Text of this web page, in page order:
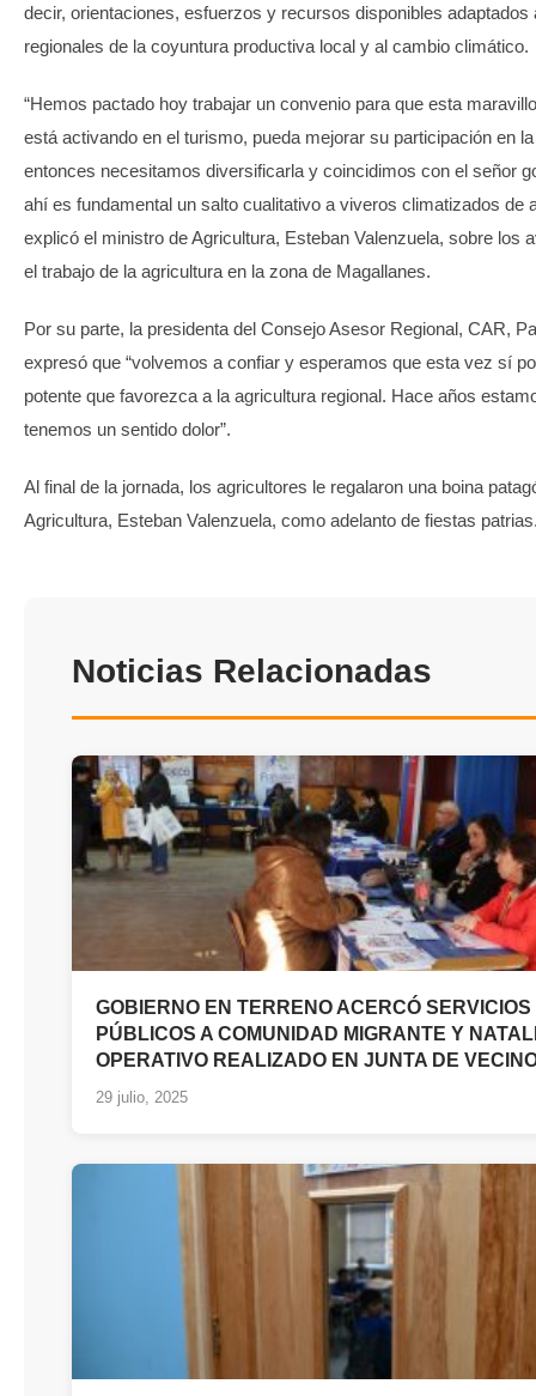
decir, orientaciones, esfuerzos y recursos disponibles adaptados
regionales de la coyuntura productiva local y al cambio climático.
“Hemos pactado hoy trabajar un convenio para que esta
está activando en el turismo, pueda mejorar su participación en
entonces necesitamos diversificarla y coincidimos con el señor
ahí es fundamental un salto cualitativo a viveros climatizados de
explicó el ministro de Agricultura, Esteban Valenzuela, sobre los
el trabajo de la agricultura en la zona de Magallanes.
Por su parte, la presidenta del Consejo Asesor Regional, CAR,
expresó que “volvemos a confiar y esperamos que esta vez sí
potente que favorezca a la agricultura regional. Hace años
tenemos un sentido dolor”.
Al final de la jornada, los agricultores le regalaron una boina
Agricultura, Esteban Valenzuela, como adelanto de fiestas
Noticias Relacionadas
GOBIERNO EN TERRENO ACERCÓ SERVICIOS
PÚBLICOS A COMUNIDAD MIGRANTE Y
OPERATIVO REALIZADO EN JUNTA DE
29 julio, 2025